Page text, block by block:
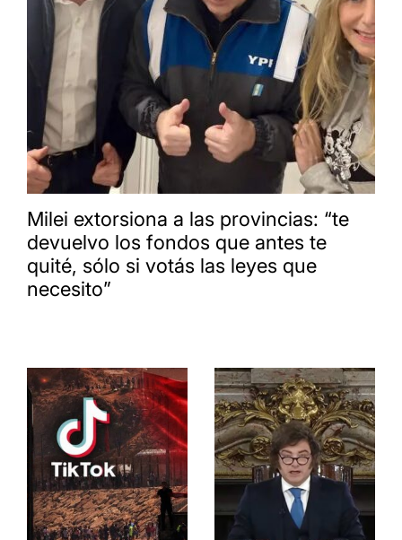
Milei extorsiona a las provincias: “te
devuelvo los fondos que antes te
quité, sólo si votás las leyes que
necesito”